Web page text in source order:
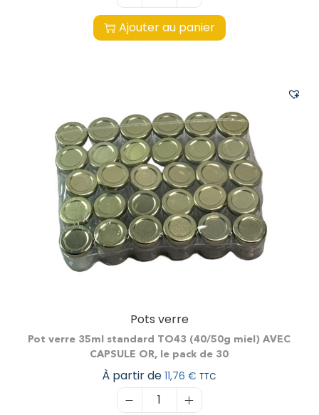
Ajouter au panier
Pots verre
Pot verre 35ml standard TO43 (40/50g miel) AVEC
CAPSULE OR, le pack de 30
À partir de11,76€ TTC